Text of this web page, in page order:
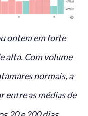
ontem em forte
alta. Com volume
normais, a
entre as médias de